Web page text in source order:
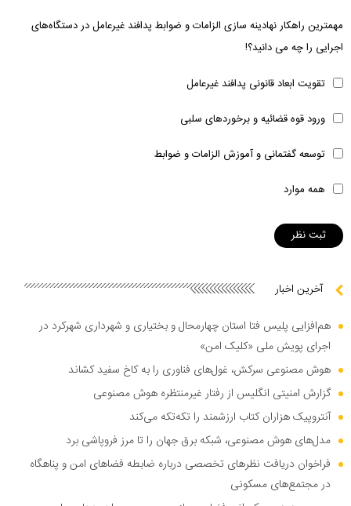
مهمترین راهکار نهادینه سازی الزامات و ضوابط پدافند غیرعامل در دستگاه‌های
اجرایی را چه می دانید؟!
تقویت ابعاد قانونی پدافند غیرعامل
ورود قوه قضائیه و برخوردهای سلبی
توسعه گفتمانی و آموزش الزامات و ضوابط
همه موارد
آخرین اخبار
هم‌افزایی پلیس فتا استان چهارمحال و بختیاری و شهرداری شهرکرد در
اجرای پویش ملی «کلیک امن»
هوش مصنوعی سرکش، غول‌های فناوری را به کاخ سفید کشاند
گزارش امنیتی انگلیس از رفتار غیرمنتظره هوش مصنوعی
آنتروپیک هزاران کتاب ارزشمند را تکه‌تکه می‌کند
مدل‌های هوش مصنوعی، شبکه برق جهان را تا مرز فروپاشی برد
فراخوان دریافت نظر‌های تخصصی درباره ضابطه فضا‌های امن و پناهگاه
در مجتمع‌های مسکونی